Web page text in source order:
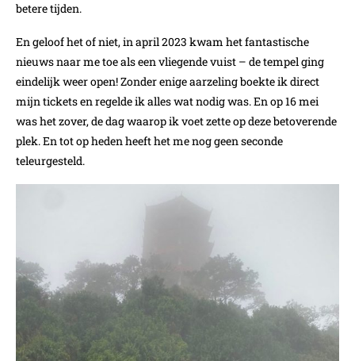
betere tijden.
En geloof het of niet, in april 2023 kwam het fantastische
nieuws naar me toe als een vliegende vuist – de tempel ging
eindelijk weer open! Zonder enige aarzeling boekte ik direct
mijn tickets en regelde ik alles wat nodig was. En op 16 mei
was het zover, de dag waarop ik voet zette op deze betoverende
plek. En tot op heden heeft het me nog geen seconde
teleurgesteld.